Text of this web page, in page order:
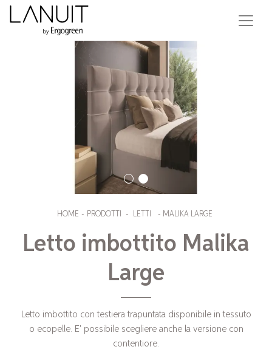
HOME - PRODOTTI - LETTI - MALIKA LARGE
Letto imbottito Malika
Large
Letto imbottito con testiera trapuntata disponibile in tessuto
o ecopelle. E' possibile scegliere anche la versione con
contentiore.